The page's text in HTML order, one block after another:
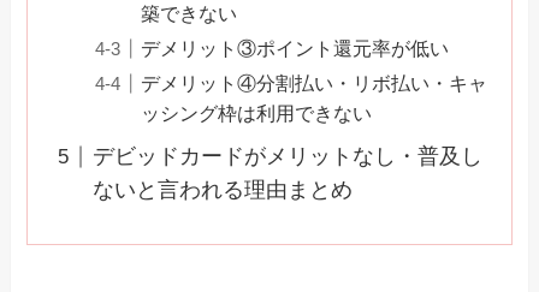
築できない
デメリット③ポイント還元率が低い
デメリット④分割払い・リボ払い・キャ
ッシング枠は利用できない
デビッドカードがメリットなし・普及し
ないと言われる理由まとめ